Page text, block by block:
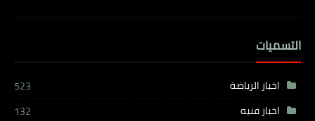
التسميات
اخبار الرياضة
523
اخبار فنيه
132